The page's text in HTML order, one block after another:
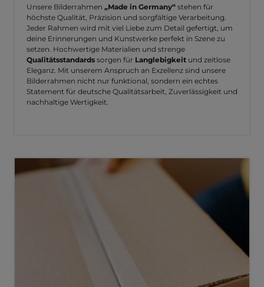
Unsere Bilderrahmen „Made in Germany“ stehen für
höchste Qualität, Präzision und sorgfältige Verarbeitung.
Jeder Rahmen wird mit viel Liebe zum Detail gefertigt, um
deine Erinnerungen und Kunstwerke perfekt in Szene zu
setzen. Hochwertige Materialien und strenge
Qualitätsstandards sorgen für Langlebigkeit und zeitlose
Eleganz. Mit unserem Anspruch an Exzellenz sind unsere
Bilderrahmen nicht nur funktional, sondern ein echtes
Statement für deutsche Qualitätsarbeit, Zuverlässigkeit und
nachhaltige Wertigkeit.